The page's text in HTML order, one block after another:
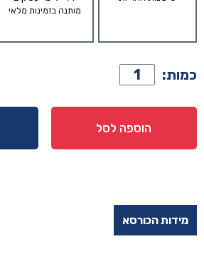
מותנה בזמינות מלאי
כמות: כמות
של
כורסא
דגם
הוספה לסל
מידות הכורסא